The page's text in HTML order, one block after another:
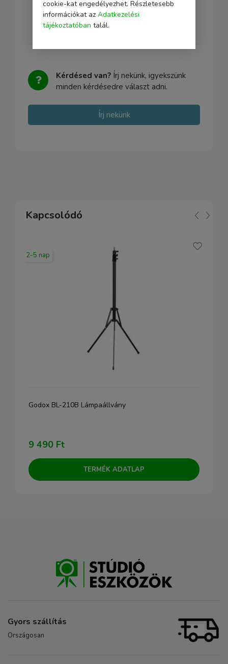
Kérdésed van? Írj nekünk, igyekszünk
minden kérdésedre választ adni.
Írj nekünk
Kapcsolódó
2-5 nap
Godox BL-210B Lámpaállvány
9 490 Ft
TERMÉK ADATLAP
Gyors szállítás
Országosan
cookie-kat engedélyezhet. Részletesebb
információkat az Adatkezelési
tájékoztatóban talál.